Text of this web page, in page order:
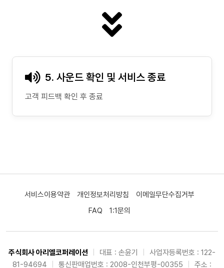
5. 사운드 확인 및 서비스 종료
고객 피드백 확인 후 종료
서비스이용약관 개인정보처리방침
이메일무단수집거부
FAQ
1:1문의
주식회사 아리엘코퍼레이션 대표 : 손윤기
사업자등록번호 : 122-
81-94694
통신판매업번호 : 2008-인천부평-00355 주소 :